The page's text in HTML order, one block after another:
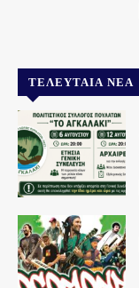
ΤΕΛΕΥΤΑΊΑ ΝΈΑ